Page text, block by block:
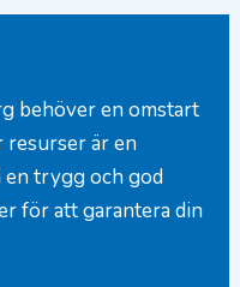
behöver en omstart
resurser är en
en trygg och god
för att garantera din